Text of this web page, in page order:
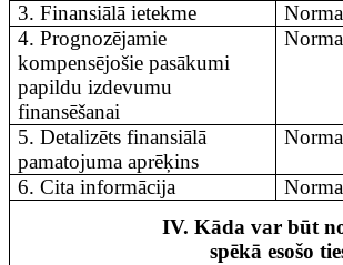
3. Finansiālā ietekme
4. Prognozējamie
kompensējošie pasākumi
papildu izdevumu
finansēšanai
5. Detalizēts finansiālā
pamatojuma aprēķins
6. Cita informācija
IV. Kāda var būt
spēkā esošo